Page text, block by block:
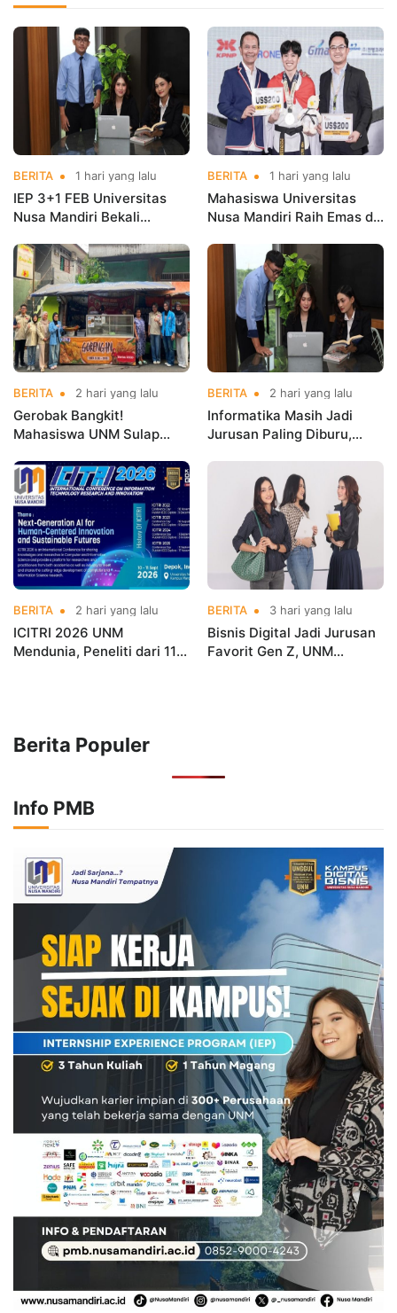
BERITA 1 hari yang lalu
IEP 3+1 FEB Universitas
Nusa Mandiri Bekali
Kerja Sebelum Lulus
BERITA 1 hari yang lalu
Mahasiswa Universitas
Nusa Mandiri Raih Emas di
Indonesia Open
Championships 2026
BERITA 2 hari yang lalu
Gerobak Bangkit!
Mahasiswa UNM Sulap
Menarik dan Laris
BERITA 2 hari yang lalu
Informatika Masih Jadi
Jurusan Paling Diburu,
hingga Cyber Security
BERITA 2 hari yang lalu
ICITRI 2026 UNM
Mendunia, Peneliti dari 11
BERITA 3 hari yang lalu
Bisnis Digital Jadi Jurusan
Favorit Gen Z, UNM
Berita Populer
Info PMB